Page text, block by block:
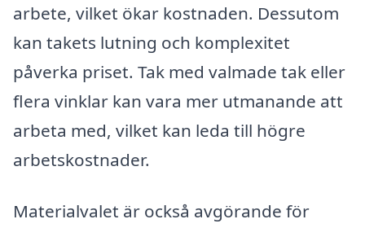
arbete, vilket ökar kostnaden. Dessutom
kan takets lutning och komplexitet
påverka priset. Tak med valmade tak eller
flera vinklar kan vara mer utmanande att
arbeta med, vilket kan leda till högre
arbetskostnader.
Materialvalet är också avgörande för